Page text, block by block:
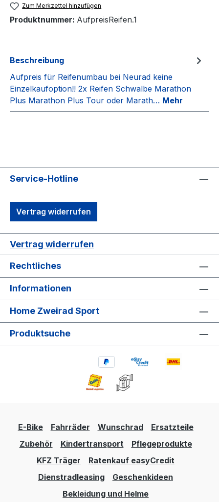
Zum Merkzettel hinzufügen
Produktnummer: AufpreisReifen.1
Beschreibung
Aufpreis für Reifenumbau bei Neurad keine
Einzelkaufoption!! 2x Reifen Schwalbe Marathon
Plus Marathon Plus Tour oder Marath… Mehr
Service-Hotline
Vertrag widerrufen
Vertrag widerrufen
Rechtliches
Informationen
Home Zweirad Sport
Produktsuche
E-Bike Fahrräder Wunschrad
Ersatzteile
Zubehör
Kindertransport
Pflegeprodukte
KFZ Träger
Ratenkauf easyCredit
Dienstradleasing
Geschenkideen
Bekleidung und Helme